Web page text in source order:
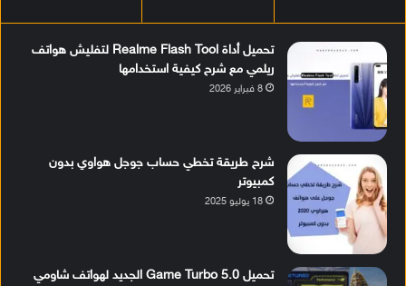
تحميل أداة Realme Flash Tool لتفليش هواتف
ريلمي مع شرح كيفية استخدامها
8 فبراير 2026
شرح طريقة تخطي حساب جوجل هواوي بدون
كمبيوتر
18 يوليو 2025
تحميل Game Turbo 5.0 الجديد لهواتف شاومي